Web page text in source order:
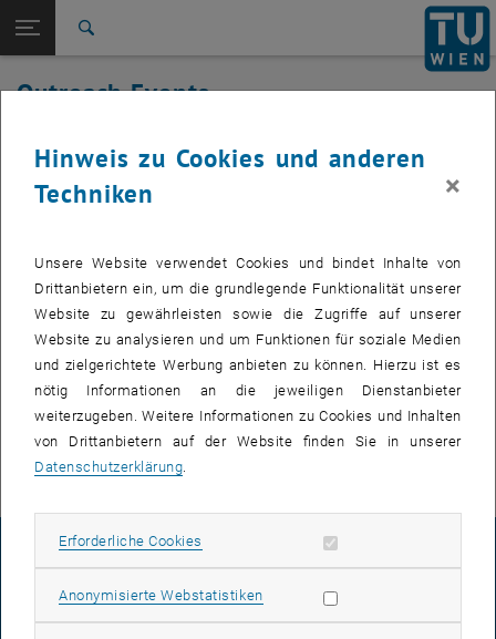
TU Login
Quicklinks
Quicklinks-Menü umschalten
Studium
International
Zur 1. Menü Ebene
Studium
Zurück: Subseiten von Schüler_innen auflisten
Zurück zur letzten Ebene:
Schüler_innen
Outreach Events
VERANSTALTUNGEN VOM 21. JULI 2026
Ausstellung: 3D-Druck-Innovationen der TU Wien: von
der Forschung zur Praxis
MÄRZ 26 SEPT. 26
Veranstaltungstyp:
AUSSTELLUNG
Veranstaltungsort:
TU Wien Bibliothek, 1040 Wien Davis (EG) und
Stiegenhaus 1.-5.Stock
Hinweis zu Cookies und anderen
Techniken
×
Unsere Website verwendet Cookies und bindet Inhalte von
Drittanbietern ein, um die grundlegende Funktionalität unserer
Website zu gewährleisten sowie die Zugriffe auf unserer
Website zu analysieren und um Funktionen für soziale Medien
und zielgerichtete Werbung anbieten zu können. Hierzu ist es
nötig Informationen an die jeweiligen Dienstanbieter
weiterzugeben. Weitere Informationen zu Cookies und Inhalten
von Drittanbietern auf der Website finden Sie in unserer
Datenschutzerklärung.
Erforderliche Cookies Erforderliche Cookies zulassen
Anonymisierte WebstatistikenStatistik Cookies zulassen